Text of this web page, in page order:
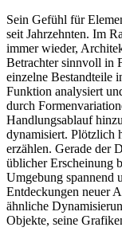
Sein Gefühl für
seit Jahrzehnten. Im
immer wieder,
Betrachter sinnvoll in
einzelne Bestandteile
Funktion analysiert
durch
Handlungsablauf
dynamisiert. Plötzlich
erzählen. Gerade der
üblicher Erscheinung
Umgebung spannend
Entdeckungen neuer
ähnliche
Objekte, seine